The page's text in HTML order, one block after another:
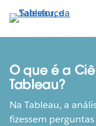
Passa
contenuto
O que é a
Tableau?
Na Tableau, a
fizessem